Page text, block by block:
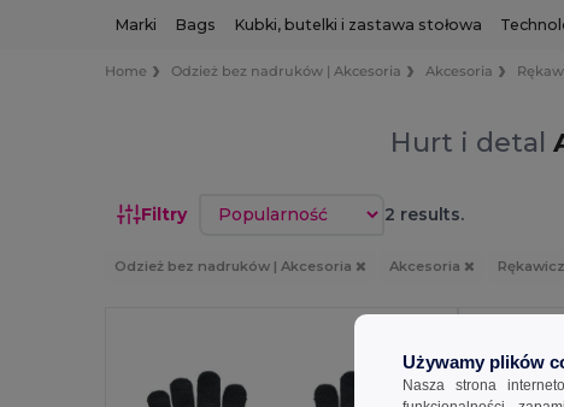
Marki Bags Kubki, butelki i zastawa stołowa
Home Odzież bez nadruków | Akcesoria Akcesoria
Hurt i detal
Filtry Sortuj według 2 results.
Odzież bez nadruków | Akcesoria Akcesoria
Używamy plików
Nasza strona